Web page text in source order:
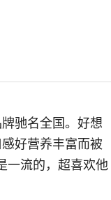
驰名全国。好想
好营养丰富而被
一流的，超喜欢他